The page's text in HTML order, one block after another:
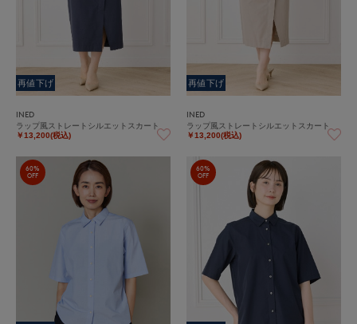
再値下げ
INED
ラップ風ストレートシルエットスカート
￥13,200(税込)
再値下げ
INED
ラップ風ストレートシルエットスカート
￥13,200(税込)
60%
OFF
60%
OFF